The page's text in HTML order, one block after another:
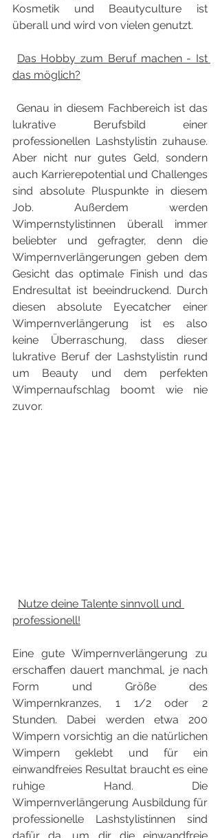
Kosmetik und Beautyculture ist
überall und wird von vielen genutzt.
Das Hobby zum Beruf machen - Ist
das möglich?
Genau in diesem Fachbereich ist das
lukrative Berufsbild einer
professionellen Lashstylistin zuhause.
Aber nicht nur gutes Geld, sondern
auch Karrierepotential und Challenges
sind absolute Pluspunkte in diesem
Job. Außerdem werden
Wimpernstylistinnen überall immer
beliebter und gefragter, denn die
Wimpernverlängerungen geben dem
Gesicht das optimale Finish und das
Endresultat ist beeindruckend. Durch
diesen absolute Eyecatcher einer
Wimpernverlängerung ist es also
keine Überraschung, dass dieser
lukrative Beruf der Lashstylistin rund
um Beauty und dem perfekten
Wimpernaufschlag boomt wie nie
zuvor.
Nutze deine Talente sinnvoll und
professionell!
Eine gute Wimpernverlängerung zu
erschaffen dauert manchmal, je nach
Form und Größe des
Wimpernkranzes, 1 1/2 oder 2
Stunden. Dabei werden etwa 200
Wimpern vorsichtig an die natürlichen
Wimpern geklebt und für ein
einwandfreies Resultat braucht es eine
ruhige Hand. Die
Wimpernverlängerung Ausbildung für
professionelle Lashstylistinnen sind